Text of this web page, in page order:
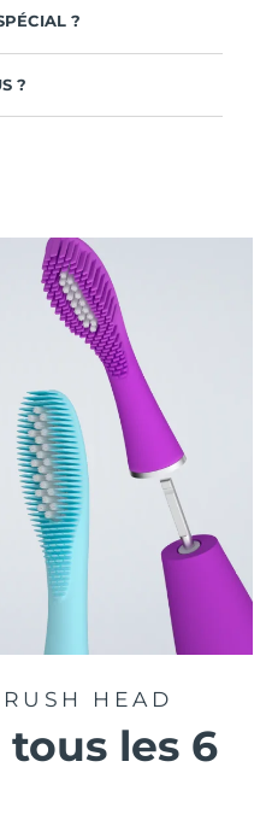
?
seulement 1 mois.
30 % de plaque en
Clean, Whitening &
11 000 pulsations par
personnalisés via
?
HEAD
les 6